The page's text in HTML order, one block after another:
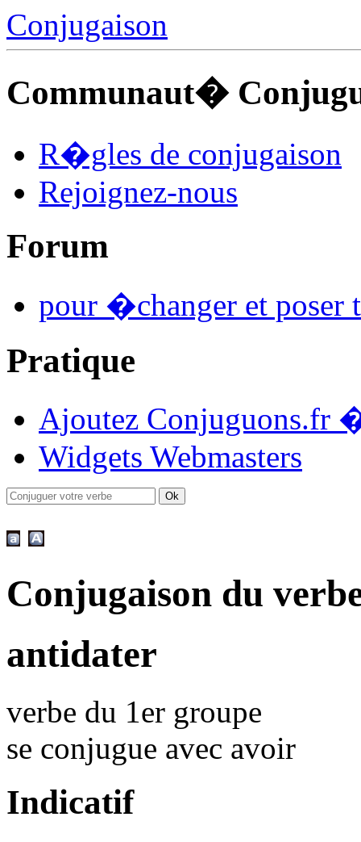
Conjugaison
Communaut�
R�gles de conjugaison
Rejoignez-nous
Forum
pour �changer et poser
Pratique
Ajoutez Conjuguons.fr
Widgets Webmasters
Conjugaison du
antidater
verbe du 1er groupe
se conjugue avec avoir
Indicatif